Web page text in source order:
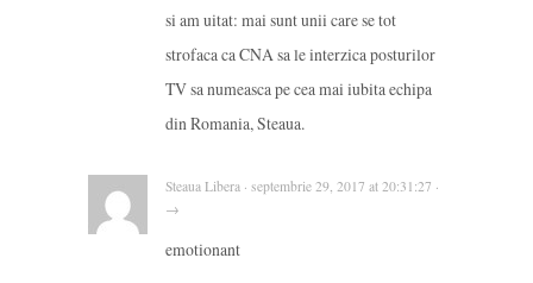
si am uitat: mai sunt unii care se tot
strofaca ca CNA sa le interzica posturilor
TV sa numeasca pe cea mai iubita echipa
din Romania, Steaua.
Steaua Libera · septembrie 29, 2017 at 20:31:27 ·
→
emotionant